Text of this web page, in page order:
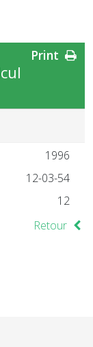
1996
12-03-54
12
Retour